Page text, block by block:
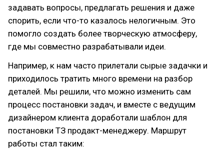
задавать вопросы, предлагать решения и даже
спорить, если что-то казалось нелогичным. Это
помогло создать более творческую атмосферу,
где мы совместно разрабатывали идеи.
Например, к нам часто прилетали сырые задачки и
приходилось тратить много времени на разбор
деталей. Мы решили, что можно изменить сам
процесс постановки задач, и вместе с ведущим
дизайнером клиента доработали шаблон для
постановки ТЗ продакт-менеджеру. Маршрут
работы стал таким: